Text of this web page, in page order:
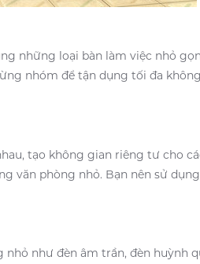
những loại bàn làm việc nhỏ
nhóm để tận dụng tối đa
tạo không gian riêng tư cho
văn phòng nhỏ. Bạn nên sử
như đèn âm trần, đèn huỳnh